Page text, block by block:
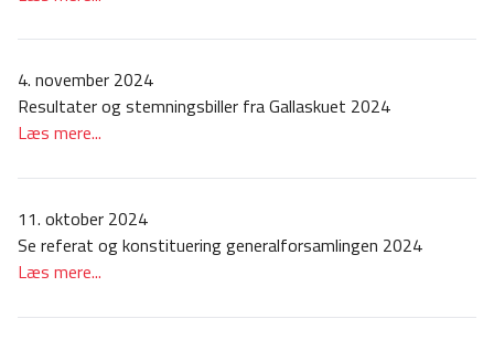
4. november 2024
Resultater og stemningsbiller fra Gallaskuet 2024
Læs mere...
11. oktober 2024
Se referat og konstituering generalforsamlingen 2024
Læs mere...